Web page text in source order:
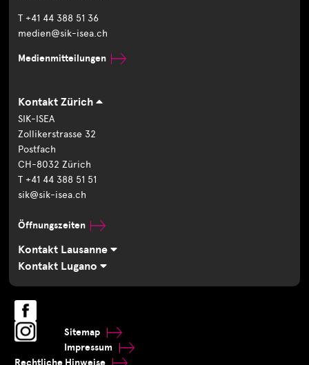
T +41 44 388 51 36
medien@sik-isea.ch
Medienmitteilungen
Kontakt Zürich
SIK-ISEA
Zollikerstrasse 32
Postfach
CH-8032 Zürich
T +41 44 388 51 51
sik@sik-isea.ch
Öffnungszeiten
Kontakt Lausanne
Kontakt Lugano
Sitemap
Impressum
Rechtliche Hinweise